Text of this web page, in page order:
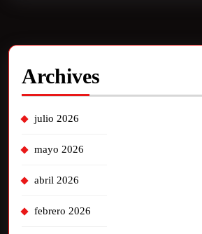
Archives
julio 2026
mayo 2026
abril 2026
febrero 2026